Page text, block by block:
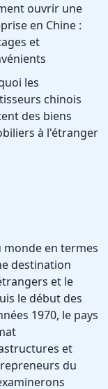
ouvrir une
en Chine :
et
les
chinois
des biens
à l'étranger
monde en termes
destination
et le
le début des
1970, le pays
et
du